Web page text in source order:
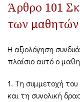
Άρθρο 101
των μαθητών
Η αξιολόγηση
πλαίσιο αυτό ο
1. Τη συμμετοχή
και τη συνολική